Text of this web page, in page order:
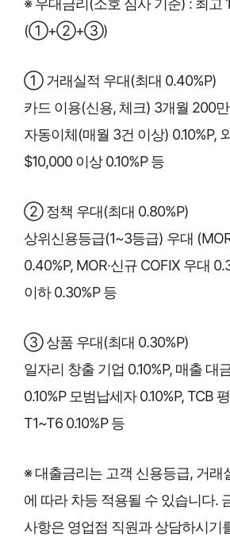
※ 우대금리(소호 심사 기준) : 최고
(①+②+③)
① 거래실적 우대(최대 0.40%P)
카드 이용(신용, 체크) 3개월 200
자동이체(매월 3건 이상) 0.10%P,
$10,000 이상 0.10%P 등
② 정책 우대(최대 0.80%P)
상위신용등급(1~3등급) 우대
0.40%P, MOR·신규 COFIX 우대
이하 0.30%P 등
③ 상품 우대(최대 0.30%P)
일자리 창출 기업 0.10%P, 매출 대
0.10%P 모범납세자 0.10%P, TCB
T1~T6 0.10%P 등
※ 대출금리는 고객 신용등급, 거래
에 따라 차등 적용될 수 있습니다.
사항은 영업점 직원과 상담하시기